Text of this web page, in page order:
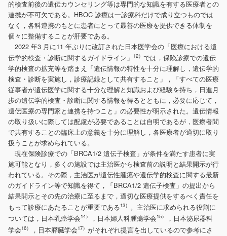
的検査前後の遺伝カウンセリング等は専門的な知識を有する医療者との
連携が不可欠である。HBOC 診療は一診療科だけで成り立つものでは
なく，各科連携のもとに患者にとって最善の医療を提供できる体制を
個々に整備することが肝要である。
2022 年3 月に11 年ぶりに改訂された日本医学会の「医療における遺
伝学的検査・診断に関するガイドライン」 12） では，保険診療での遺伝
学的検査の拡充等を踏まえ「遺伝情報の特性を十分に理解し，遺伝学的
検査・診断を実施し，診療記録として共有すること」，「すべての医療
従事者が遺伝医学に関する十分な理解と知識および経験を持ち，日進月
歩の遺伝学的検査・診断に関する情報を得るとともに，必要に応じて，
遺伝医療の専門家と連携を持つこと」の必要性が明示された。遺伝情報
の取り扱いに際しては配慮が必要であることは自明であるが，医療者間
で共有することの臨床上の意義を十分に理解し，各医療者が適切に取り
扱うことが求められている。
現在保険診療での「BRCA1/2 遺伝子検査」が条件を満たす患者に実
施可能となり，多くの施設では主治医から検査前の説明と結果開示が行
われている。その際，主治医が遺伝性腫瘍や遺伝学的検査に関する最新
のガイドライン等で知識を得て，「BRCA1/2 遺伝子検査」の提出から
結果開示とその先の治療に至るまで，適切な医療提供をするべく責任を
もって診療にあたることが重要である13） 。主治医に求められる役割に
ついては，日本乳癌学会14） ，日本婦人科腫瘍学会15）
，日本泌尿器科
学会16） ，日本膵臓学会17） がそれぞれ提言を出しているので参考にさ